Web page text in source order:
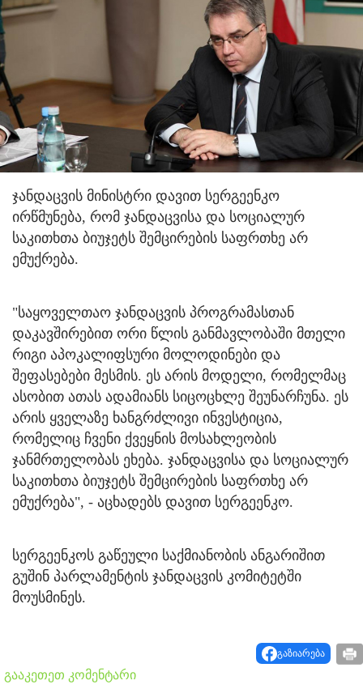
ჯანდაცვის მინისტრი დავით სერგეენკო
ირწმუნება, რომ ჯანდაცვისა და სოციალურ
საკითხთა ბიუჯეტს შემცირების საფრთხე არ
ემუქრება.
"საყოველთაო ჯანდაცვის პროგრამასთან
დაკავშირებით ორი წლის განმავლობაში მთელი
რიგი აპოკალიფსური მოლოდინები და
შეფასებები მესმის. ეს არის მოდელი, რომელმაც
ასობით ათას ადამიანს სიცოცხლე შეუნარჩუნა. ეს
არის ყველაზე ხანგრძლივი ინვესტიცია,
რომელიც ჩვენი ქვეყნის მოსახლეობის
ჯანმრთელობას ეხება. ჯანდაცვისა და სოციალურ
საკითხთა ბიუჯეტს შემცირების საფრთხე არ
ემუქრება", - აცხადებს დავით სერგეენკო.
სერგეენკოს გაწეული საქმიანობის ანგარიშით
გუშინ პარლამენტის ჯანდაცვის კომიტეტში
მოუსმინეს.
გაზიარება
გააკეთეთ კომენტარი